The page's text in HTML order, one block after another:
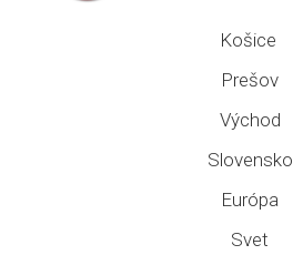
Košice
Prešov
Východ
Slovensko
Európa
Svet